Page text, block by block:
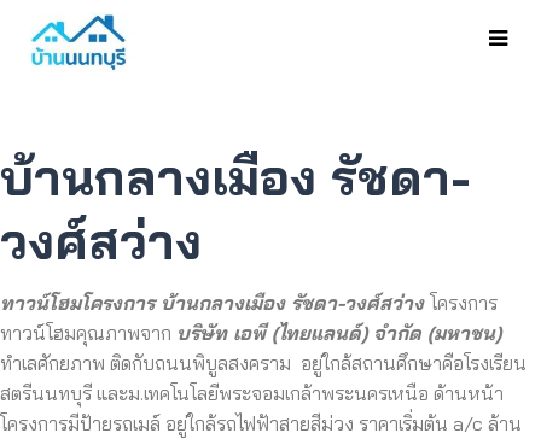
บ้านกลางเมือง รัชดา-
วงศ์สว่าง
ทาวน์โฮมโครงการ บ้านกลางเมือง รัชดา-วงศ์สว่าง โครงการ
ทาวน์โฮมคุณภาพจาก บริษัท เอพี (ไทยแลนด์) จำกัด (มหาชน)
ทำเลศักยภาพ ติดกับถนนพิบูลสงคราม อยู่ใกล้สถานศึกษาคือโรงเรียน
สตรีนนทบุรี และม.เทคโนโลยีพระจอมเกล้าพระนครเหนือ ด้านหน้า
โครงการมีป้ายรถเมล์ อยู่ใกล้รถไฟฟ้าสายสีม่วง ราคาเริ่มต้น a/c ล้าน